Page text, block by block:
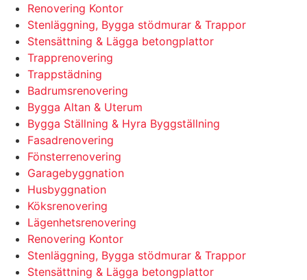
Renovering Kontor
Stenläggning, Bygga stödmurar & Trappor
Stensättning & Lägga betongplattor
Trapprenovering
Trappstädning
Badrumsrenovering
Bygga Altan & Uterum
Bygga Ställning & Hyra Byggställning
Fasadrenovering
Fönsterrenovering
Garagebyggnation
Husbyggnation
Köksrenovering
Lägenhetsrenovering
Renovering Kontor
Stenläggning, Bygga stödmurar & Trappor
Stensättning & Lägga betongplattor